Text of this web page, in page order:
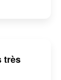
très